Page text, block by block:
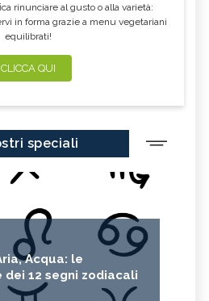
rinunciare al gusto o alla varietà:
in forma grazie a menu vegetariani
equilibrati!
CLICCA QUI
speciali
Acqua: le
12 segni zodiacali